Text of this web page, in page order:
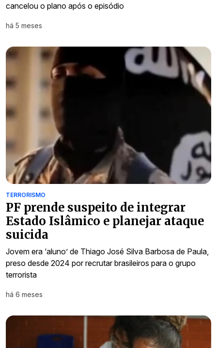
cancelou o plano após o episódio
há 5 meses
TERRORISMO
PF prende suspeito de integrar
Estado Islâmico e planejar ataque
suicida
Jovem era ‘aluno’ de Thiago José Silva Barbosa de Paula,
preso desde 2024 por recrutar brasileiros para o grupo
terrorista
há 6 meses